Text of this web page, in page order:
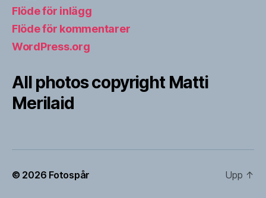
Flöde för inlägg
Flöde för kommentarer
WordPress.org
All photos copyright Matti
Merilaid
© 2026 Fotospår Upp ↑